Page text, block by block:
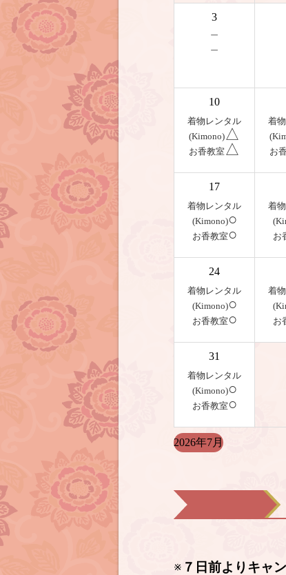
3
－
－
10
着物レンタル
(Kimono) △
お香教室 △
着
お
17
着物レンタル
(Kimono)○
お香教室○
着
お
24
着物レンタル
(Kimono)○
お香教室○
着
お
31
着物レンタル
(Kimono)○
お香教室○
2026年7月
※ ７日前よりキャ